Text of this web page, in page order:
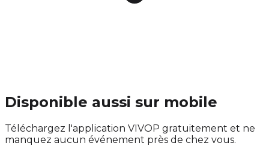
Disponible aussi sur mobile
Téléchargez l'application VIVOP gratuitement et ne
manquez aucun événement près de chez vous.